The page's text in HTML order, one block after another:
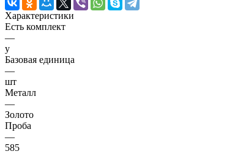
Характеристики
Есть комплект
—
y
Базовая единица
—
шт
Металл
—
Золото
Проба
—
585